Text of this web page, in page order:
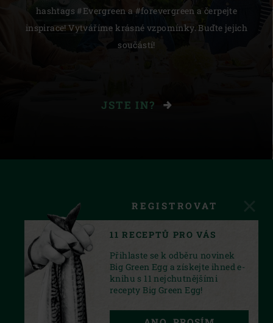
hashtags #Evergreen a #forevergreen a čerpejte
inspirace! Vytváříme krásné vzpomínky. Buďte jejich
součástí!
JSTE IN?
YOUTUBE
REGISTROVAT
11 RECEPTŮ PRO VÁS
Přihlaste se k odběru novinek
Big Green Egg a získejte ihned e-
knihu s 11 nejchutnějšími
recepty Big Green Egg!